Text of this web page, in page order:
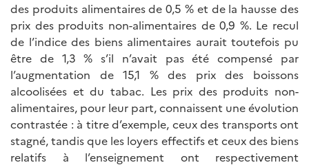
des produits alimentaires de 0,5 % et de la hausse des
prix des produits non-alimentaires de 0,9 %. Le recul
de l’indice des biens alimentaires aurait toutefois pu
être de 1,3 % s’il n’avait pas été compensé par
l’augmentation de 15,1 % des prix des boissons
alcoolisées et du tabac. Les prix des produits non-
alimentaires, pour leur part, connaissent une évolution
contrastée : à titre d’exemple, ceux des transports ont
stagné, tandis que les loyers effectifs et ceux des biens
relatifs à l’enseignement ont respectivement